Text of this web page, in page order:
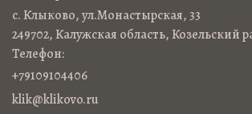
с. Клыково, ул.Монастырская, 33
249702, Калужская область, Козельский
Телефон:
+79109104406
klik@klikovo.ru